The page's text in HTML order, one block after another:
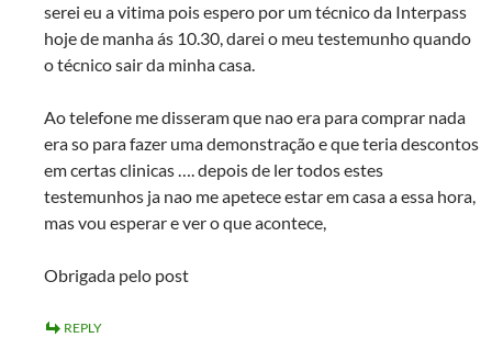
serei eu a vitima pois espero por um técnico da Interpass
hoje de manha ás 10.30, darei o meu testemunho quando
o técnico sair da minha casa.
Ao telefone me disseram que nao era para comprar nada
era so para fazer uma demonstração e que teria descontos
em certas clinicas …. depois de ler todos estes
testemunhos ja nao me apetece estar em casa a essa hora,
mas vou esperar e ver o que acontece,
Obrigada pelo post
REPLY